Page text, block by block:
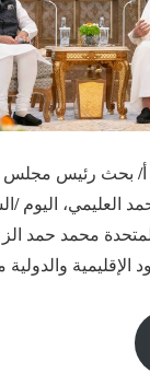
/أ ش أ/ بحث رئيس
العليمي، اليوم
المتحدة محمد حمد
الإقليمية